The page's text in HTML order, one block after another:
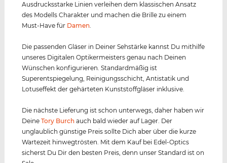
Ausdrucksstarke Linien verleihen dem klassischen Ansatz
des Modells Charakter und machen die Brille zu einem
Must-Have für Damen.
Die passenden Gläser in Deiner Sehstärke kannst Du mithilfe
unseres Digitalen Optikermeisters genau nach Deinen
Wünschen konfigurieren. Standardmäßig ist
Superentspiegelung, Reinigungsschicht, Antistatik und
Lotuseffekt der gehärteten Kunststoffgläser inklusive.
Die nächste Lieferung ist schon unterwegs, daher haben wir
DeineTory Burch auch bald wieder auf Lager. Der
unglaublich günstige Preis sollte Dich aber über die kurze
Wartezeit hinwegtrösten. Mit dem Kauf bei Edel-Optics
sicherst Du Dir den besten Preis, denn unser Standard ist on